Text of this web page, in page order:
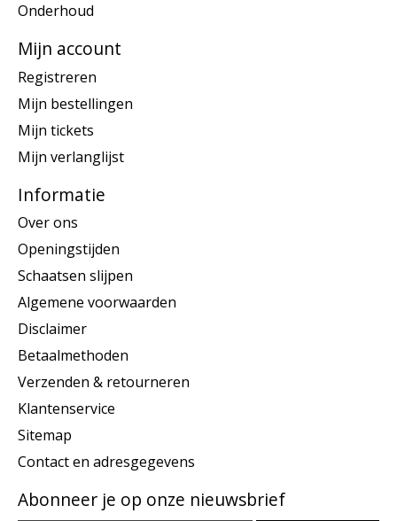
Onderhoud
Mijn account
Registreren
Mijn bestellingen
Mijn tickets
Mijn verlanglijst
Informatie
Over ons
Openingstijden
Schaatsen slijpen
Algemene voorwaarden
Disclaimer
Betaalmethoden
Verzenden & retourneren
Klantenservice
Sitemap
Contact en adresgegevens
Abonneer je op onze nieuwsbrief